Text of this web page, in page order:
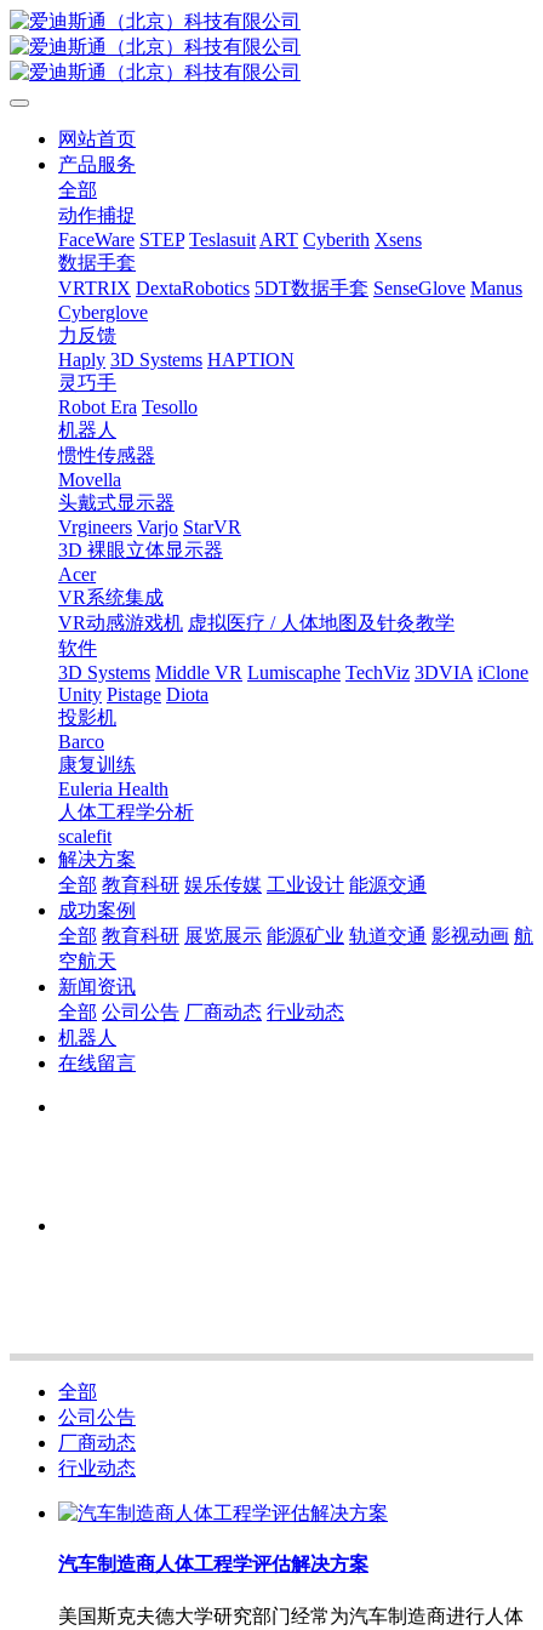
网站首页
产品服务
全部
动作捕捉
FaceWare STEP Teslasuit ART Cyberith Xsens
数据手套
VRTRIX DextaRobotics 5DT数据手套 SenseGlove Manus
Cyberglove
力反馈
Haply 3D Systems HAPTION
灵巧手
Robot Era Tesollo
机器人
惯性传感器
Movella
头戴式显示器
Vrgineers Varjo StarVR
3D 裸眼立体显示器
Acer
VR系统集成
VR动感游戏机 虚拟医疗 / 人体地图及针灸教学
软件
3D Systems Middle VR Lumiscaphe TechViz 3DVIA iClone
Unity Pistage Diota
投影机
Barco
康复训练
Euleria Health
人体工程学分析
scalefit
解决方案
全部 教育科研 娱乐传媒 工业设计 能源交通
成功案例
全部 教育科研 展览展示 能源矿业 轨道交通 影视动画 航
空航天
新闻资讯
全部 公司公告 厂商动态 行业动态
机器人
在线留言
全部
公司公告
厂商动态
行业动态
汽车制造商人体工程学评估解决方案
美国斯克夫德大学研究部门经常为汽车制造商进行人体